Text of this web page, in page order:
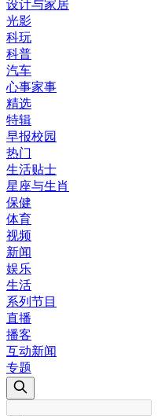
设计与家居
光影
科玩
科普
汽车
心事家事
精选
特辑
早报校园
热门
生活贴士
星座与生肖
保健
体育
视频
新闻
娱乐
生活
系列节目
直播
播客
互动新闻
专题